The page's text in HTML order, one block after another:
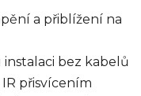
a přiblížení na
bez kabelů
IR přisvícením